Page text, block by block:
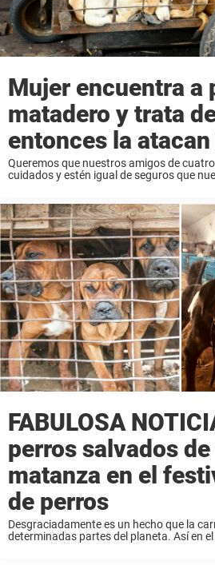
Mujer encuentra a
matadero y trata
entonces la
Queremos que nuestros amigos de
cuidados y estén igual de seguros que
FABULOSA
perros salvados de
matanza en el
de perros
Desgraciadamente es un hecho que la
determinadas partes del planeta. Así en